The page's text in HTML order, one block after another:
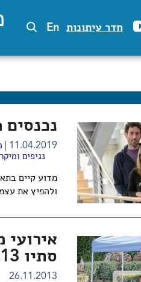
חדר עיתונות En
נכנסים
11.04.2019
נגיפים
מדוע קיים
ולהפיץ את
סתיו 2013
26.11.2013